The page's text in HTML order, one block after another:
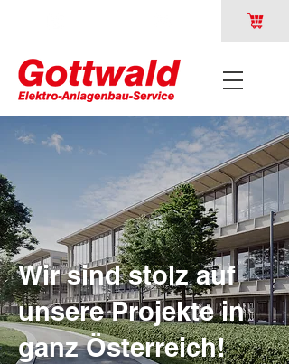
Wir sind stolz auf
unsere Projekte in
ganz Österreich!